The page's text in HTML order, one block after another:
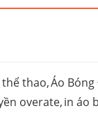
thao,Áo
overate,in áo